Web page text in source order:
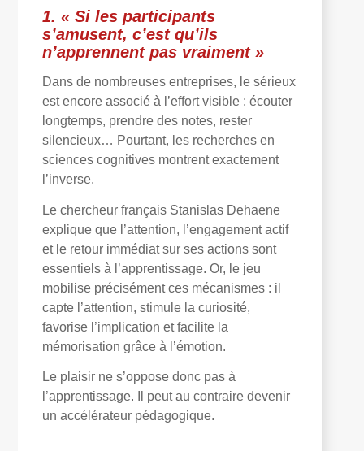
1. « Si les participants
s’amusent, c’est qu’ils
n’apprennent pas vraiment »
Dans de nombreuses entreprises, le sérieux
est encore associé à l’effort visible : écouter
longtemps, prendre des notes, rester
silencieux… Pourtant, les recherches en
sciences cognitives montrent exactement
l’inverse.
Le chercheur français Stanislas Dehaene
explique que l’attention, l’engagement actif
et le retour immédiat sur ses actions sont
essentiels à l’apprentissage. Or, le jeu
mobilise précisément ces mécanismes : il
capte l’attention, stimule la curiosité,
favorise l’implication et facilite la
mémorisation grâce à l’émotion.
Le plaisir ne s’oppose donc pas à
l’apprentissage. Il peut au contraire devenir
un accélérateur pédagogique.